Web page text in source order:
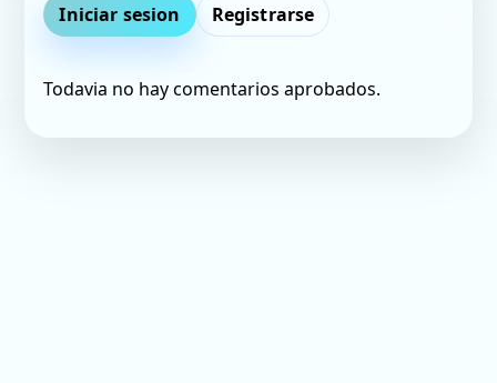
Iniciar sesion Registrarse
Todavia no hay comentarios aprobados.